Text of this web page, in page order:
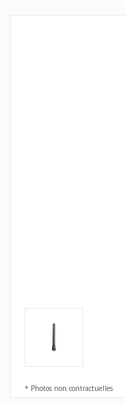
* Photos non contractuelles